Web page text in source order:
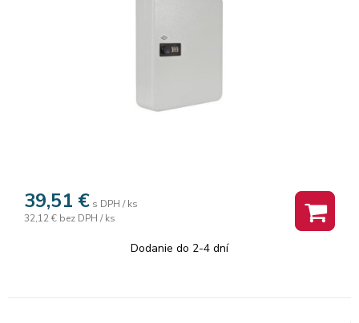
39,51 € s DPH / ks
32,12 € bez DPH / ks
Dodanie do 2-4 dní